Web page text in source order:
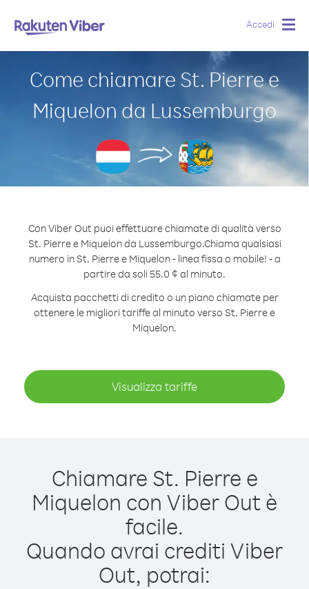
Accedi
Come chiamare St. Pierre e
Miquelon da Lussemburgo
Con Viber Out puoi effettuare chiamate di qualità verso
St. Pierre e Miquelon da Lussemburgo.Chiama qualsiasi
numero in St. Pierre e Miquelon - linea fissa o mobile! - a
partire da soli 55.0 ¢ al minuto.
Acquista pacchetti di credito o un piano chiamate per
ottenere le migliori tariffe al minuto verso St. Pierre e
Miquelon.
Visualizza tariffe
Chiamare St. Pierre e
Miquelon con Viber Out è
facile.
Quando avrai crediti Viber
Out, potrai: